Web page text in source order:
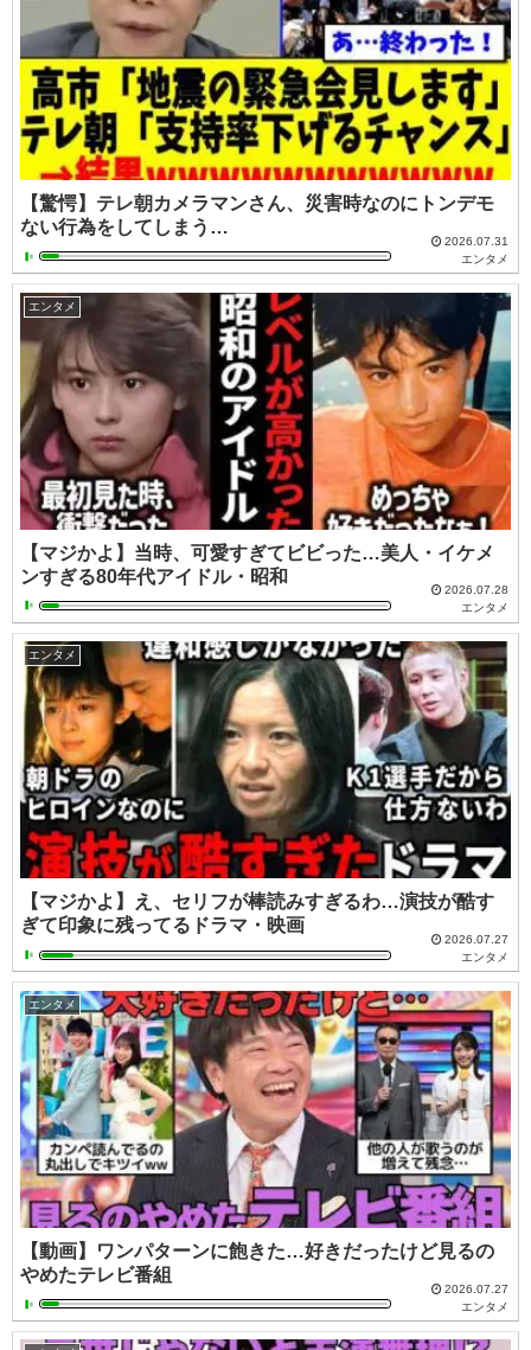
【驚愕】テレ朝カメラマンさん、災害時なのにトンデモ
ない行為をしてしまう…
2026.07.31
エンタメ
エンタメ
【マジかよ】当時、可愛すぎてビビった…美人・イケメ
ンすぎる80年代アイドル・昭和
2026.07.28
エンタメ
エンタメ
【マジかよ】え、セリフが棒読みすぎるわ…演技が酷す
ぎて印象に残ってるドラマ・映画
2026.07.27
エンタメ
エンタメ
【動画】ワンパターンに飽きた…好きだったけど見るの
やめたテレビ番組
2026.07.27
エンタメ